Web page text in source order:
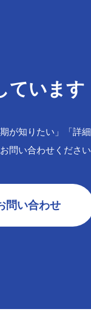
ています
が知りたい」「詳
問い合わせください
問い合わせ